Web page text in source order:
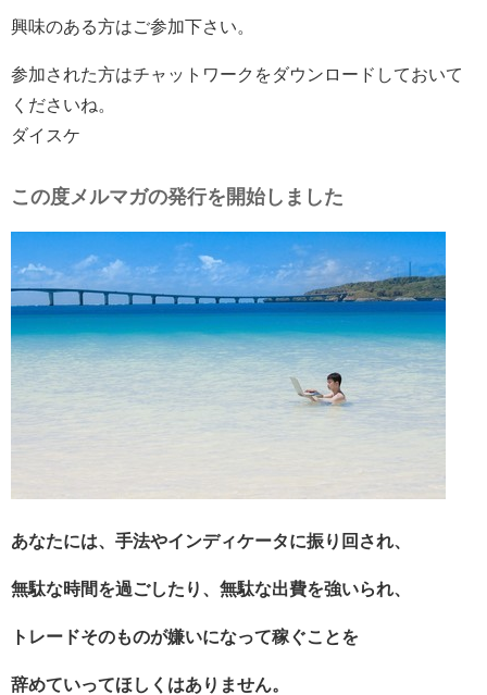
興味のある方はご参加下さい。
参加された方はチャットワークをダウンロードしておいて
くださいね。
ダイスケ
この度メルマガの発行を開始しました
あなたには、手法やインディケータに振り回され、
無駄な時間を過ごしたり、無駄な出費を強いられ、
トレードそのものが嫌いになって稼ぐことを
辞めていってほしくはありません。